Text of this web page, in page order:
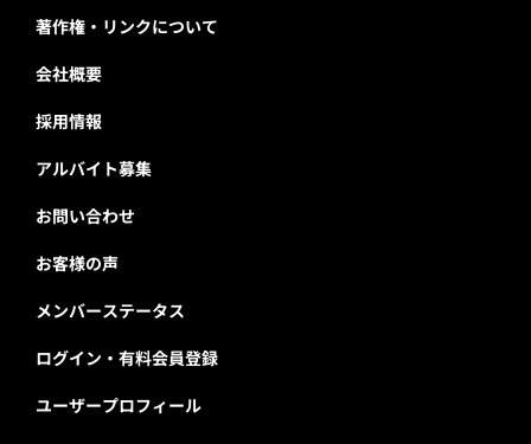
著作権・リンクについて
会社概要
採用情報
アルバイト募集
お問い合わせ
お客様の声
メンバーステータス
ログイン・有料会員登録
ユーザープロフィール